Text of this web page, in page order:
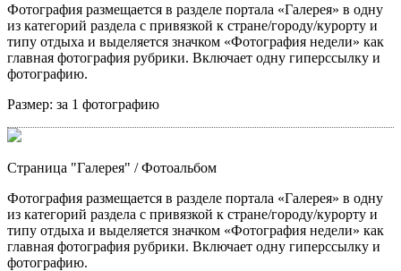
Фотография размещается в разделе портала «Галерея» в одну
из категорий раздела с привязкой к стране/городу/курорту и
типу отдыха и выделяется значком «Фотография недели» как
главная фотография рубрики. Включает одну гиперссылку и
фотографию.
Размер: за 1 фотографию
Страница "Галерея" / Фотоальбом
Фотография размещается в разделе портала «Галерея» в одну
из категорий раздела с привязкой к стране/городу/курорту и
типу отдыха и выделяется значком «Фотография недели» как
главная фотография рубрики. Включает одну гиперссылку и
фотографию.